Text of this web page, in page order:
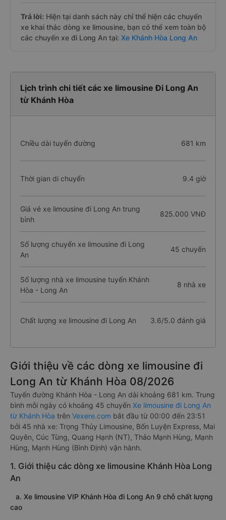
Trả lời: Hiện tại danh sách này chỉ thể hiện các chuyến
xe khai thác dòng xe limousine, bạn có thể xem toàn bộ
các chuyến xe đi Long An tại: Xe Khánh Hòa Long An
Lịch trình chi tiết các xe limousine Đi Long An
từ Khánh Hòa
Chiều dài tuyến đường 681 km
Thời gian di chuyển 9.4 giờ
Giá vé xe limousine đi Long An trung
bình
825.000 VNĐ
Số lượng chuyến xe limousine đi Long
An
45 chuyến
Số lượng nhà xe limousine tuyến Khánh
Hòa - Long An
8 nhà xe
Chất lượng xe limousine đi Long An 3.6/5.0 đánh giá
Giới thiệu về các dòng xe limousine đi
Long An từ Khánh Hòa 08/2026
Tuyến đường Khánh Hòa - Long An dài khoảng 681 km. Trung
bình mỗi ngày có khoảng 45 chuyến Xe limousine đi Long An
từ Khánh Hòa trên Vexere.com bắt đầu từ 00:00 đến 23:51
bởi 45 nhà xe: Trọng Thủy Limousine, Bốn Luyện Express, Mai
Quyên, Cúc Tùng, Quang Hạnh (NT), Thảo Mạnh Hùng, Mạnh
Hùng, Mạnh Hùng (Bình Định) vận hành.
1. Giới thiệu các dòng xe limousine Khánh Hòa Long
An
a. Xe limousine VIP Khánh Hòa đi Long An 9 chỗ chất lượng
cao